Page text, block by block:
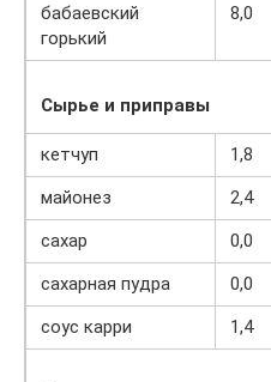
бабаевский
горький
8,0
Сырье и приправы
кетчуп 1,8
майонез
2,4
сахар
0,0
сахарная пудра
0,0
соус карри
1,4